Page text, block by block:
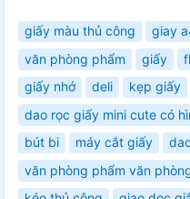
giấy màu thủ công giay
văn phòng phẩm
giấy
giấy nhớ
deli kẹp giấy
dao rọc giấy mini cute có
bút bi
máy cắt giấy
văn phòng phẩm văn